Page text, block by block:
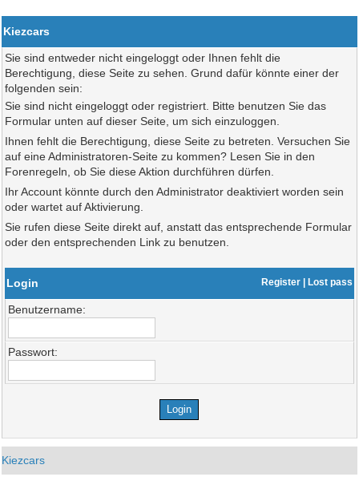
Kiezcars
Sie sind entweder nicht eingeloggt oder Ihnen fehlt die
Berechtigung, diese Seite zu sehen. Grund dafür könnte einer der
folgenden sein:
Sie sind nicht eingeloggt oder registriert. Bitte benutzen Sie das
Formular unten auf dieser Seite, um sich einzuloggen.
Ihnen fehlt die Berechtigung, diese Seite zu betreten. Versuchen Sie
auf eine Administratoren-Seite zu kommen? Lesen Sie in den
Forenregeln, ob Sie diese Aktion durchführen dürfen.
Ihr Account könnte durch den Administrator deaktiviert worden sein
oder wartet auf Aktivierung.
Sie rufen diese Seite direkt auf, anstatt das entsprechende Formular
oder den entsprechenden Link zu benutzen.
Login Register| Lost pass
Benutzername:
Passwort:
Kiezcars